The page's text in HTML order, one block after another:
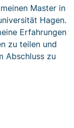
Master in
Hagen.
Erfahrungen
zu teilen und
Abschluss zu